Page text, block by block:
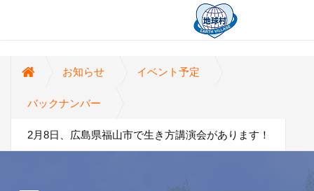
お知らせ イベント予定
バックナンバー
2月8日、広島県福山市で生き方講演会があります！